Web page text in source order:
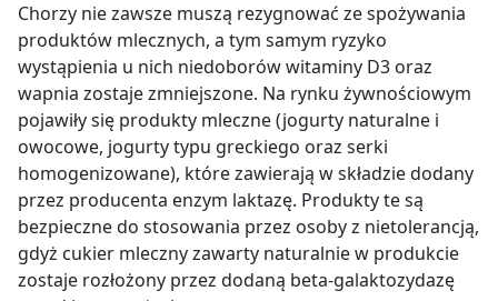
Chorzy nie zawsze muszą rezygnować ze spożywania
produktów mlecznych, a tym samym ryzyko
wystąpienia u nich niedoborów witaminy D3 oraz
wapnia zostaje zmniejszone. Na rynku żywnościowym
pojawiły się produkty mleczne (jogurty naturalne i
owocowe, jogurty typu greckiego oraz serki
homogenizowane), które zawierają w składzie dodany
przez producenta enzym laktazę. Produkty te są
bezpieczne do stosowania przez osoby z nietolerancją,
gdyż cukier mleczny zawarty naturalnie w produkcie
zostaje rozłożony przez dodaną beta-galaktozydazę